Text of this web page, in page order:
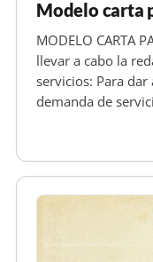
Modelo carta
MODELO CARTA
llevar a cabo la
servicios: Para
demanda de
denominadas
de un modelo de